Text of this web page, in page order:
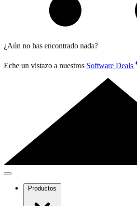
¿Aún no has encontrado nada?
Eche un vistazo a nuestros Software Deals
Productos